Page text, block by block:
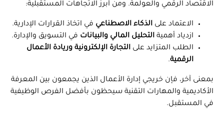
الاقتصاد الرقمي والعولمة. ومن أبرز الاتجاهات المستقبلية:
الاعتماد على الذكاء الاصطناعي في اتخاذ القرارات الإدارية.
ازدياد أهمية التحليل المالي والبيانات في التسويق والإدارة.
الطلب المتزايد على التجارة الإلكترونية وريادة الأعمال
الرقمية.
بمعنى آخر، فإن خريجي إدارة الأعمال الذين يجمعون بين المعرفة
الأكاديمية والمهارات التقنية سيحظون بأفضل الفرص الوظيفية
في المستقبل.